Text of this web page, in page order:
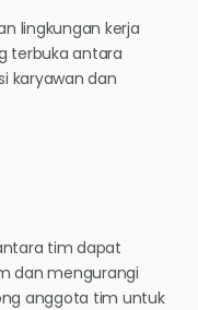
lingkungan kerja
terbuka antara
karyawan dan
tim dapat
dan mengurangi
anggota tim untuk